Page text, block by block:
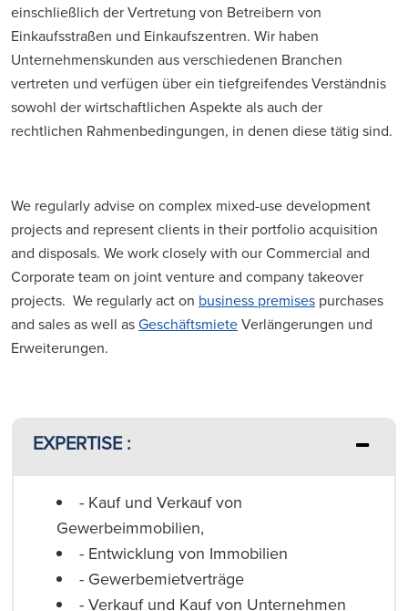
einschließlich der Vertretung von Betreibern von
Einkaufsstraßen und Einkaufszentren. Wir haben
Unternehmenskunden aus verschiedenen Branchen
vertreten und verfügen über ein tiefgreifendes Verständnis
sowohl der wirtschaftlichen Aspekte als auch der
rechtlichen Rahmenbedingungen, in denen diese tätig sind.
We regularly advise on complex mixed-use development
projects and represent clients in their portfolio acquisition
and disposals. We work closely with our Commercial and
Corporate team on joint venture and company takeover
projects. We regularly act on business premises purchases
and sales as well asGeschäftsmieteVerlängerungen und
Erweiterungen.
EXPERTISE :
- Kauf und Verkauf von
Gewerbeimmobilien,
- Entwicklung von Immobilien
- Gewerbemietverträge
- Verkauf und Kauf von Unternehmen